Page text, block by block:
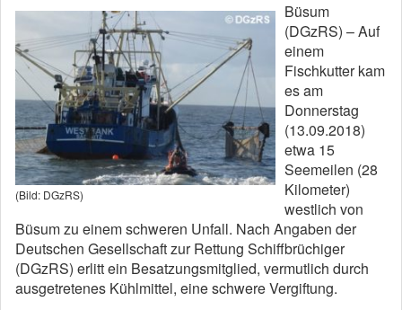
(Bild: DGzRS)
Büsum
(DGzRS) – Auf
einem
Fischkutter kam
es am
Donnerstag
(13.09.2018)
etwa 15
Seemeilen (28
Kilometer)
westlich von
Büsum zu einem schweren Unfall. Nach Angaben der
Deutschen Gesellschaft zur Rettung Schiffbrüchiger
(DGzRS) erlitt ein Besatzungsmitglied, vermutlich durch
ausgetretenes Kühlmittel, eine schwere Vergiftung.